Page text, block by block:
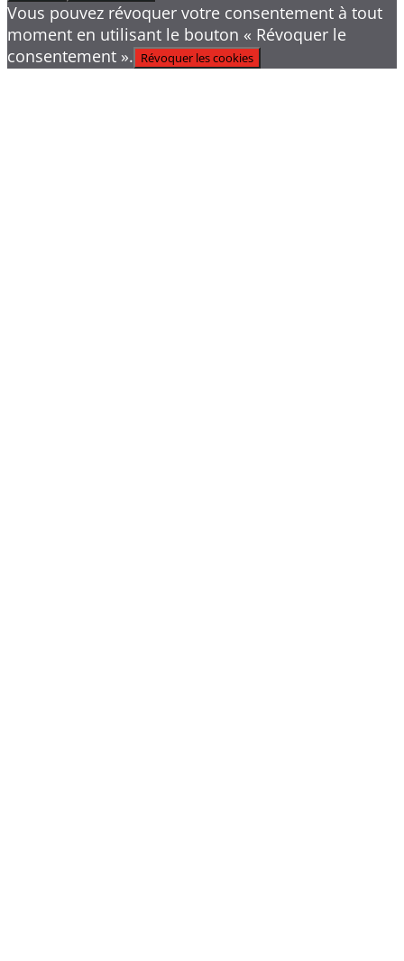
Vous pouvez révoquer votre consentement à tout
moment en utilisant le bouton « Révoquer le
consentement ». Révoquer les cookies